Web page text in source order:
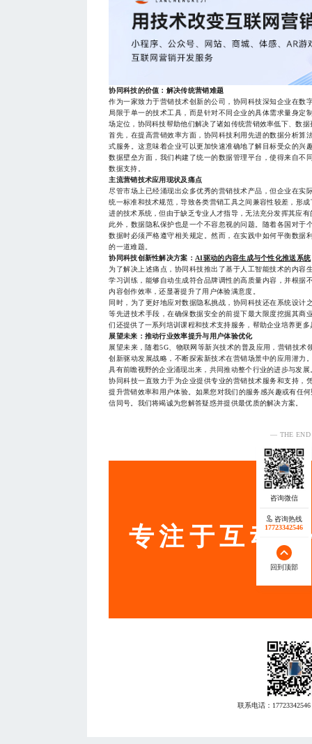
协同科技的价值：解决传统营销难题
作为一家致力于营销技术创新的公司，协同科技深知企业在数
局限于单一的技术工具，而是针对不同企业的具体需求量身定
场定位，协同科技帮助他们解决了诸如传统营销效率低下、数
首先，在提高营销效率方面，协同科技利用先进的数据分析算
式服务。这意味着企业可以更加快速准确地了解目标受众的兴
数据壁垒方面，我们构建了统一的数据管理平台，使得来自不
数据支持。
主流营销技术应用现状及痛点
尽管市场上已经涌现出众多优秀的营销技术产品，但企业在实
统一标准和技术规范，导致各类营销工具之间兼容性较差，形
进的技术系统，但由于缺乏专业人才指导，无法充分发挥其应有
此外，数据隐私保护也是一个不容忽视的问题。随着各国对于
数据时必须严格遵守相关规定。然而，在实践中如何平衡数据
的一道难题。
协同科技创新性解决方案： AI驱动的内容生成与个性化推送系统
为了解决上述痛点，协同科技推出了基于人工智能技术的内容
学习训练，能够自动生成符合品牌调性的高质量内容，并根据
内容创作效率，还显著提升了用户体验满意度。
同时，为了更好地应对数据隐私挑战，协同科技还在系统设计
等先进技术手段，在确保数据安全的前提下最大限度挖掘其商
们还提供了一系列培训课程和技术支持服务，帮助企业培养更
展望未来：推动行业效率提升与用户体验优化
展望未来，随着5G、物联网等新兴技术的普及应用，营销技
创新驱动发展战略，不断探索新技术在营销场景中的应用潜力
具有前瞻视野的企业涌现出来，共同推动整个行业的进步与发展
协同科技一直致力于为企业提供专业的营销技术服务和支持，
提升营销效率和用户体验。如果您对我们的服务感兴趣或有任
信同号。我们将竭诚为您解答疑惑并提供最优质的解决方案。
— THE
服务
专注于互动
联系电话： 17723342546
咨询热线
17723342546
回到顶部